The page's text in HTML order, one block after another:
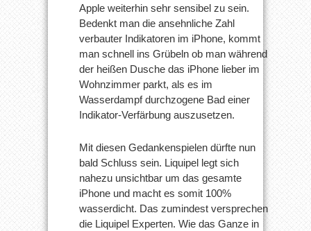
Apple weiterhin sehr sensibel zu sein.
Bedenkt man die ansehnliche Zahl
verbauter Indikatoren im iPhone, kommt
man schnell ins Grübeln ob man während
der heißen Dusche das iPhone lieber im
Wohnzimmer parkt, als es im
Wasserdampf durchzogene Bad einer
Indikator-Verfärbung auszusetzen.
Mit diesen Gedankenspielen dürfte nun
bald Schluss sein. Liquipel legt sich
nahezu unsichtbar um das gesamte
iPhone und macht es somit 100%
wasserdicht. Das zumindest versprechen
die Liquipel Experten. Wie das Ganze in